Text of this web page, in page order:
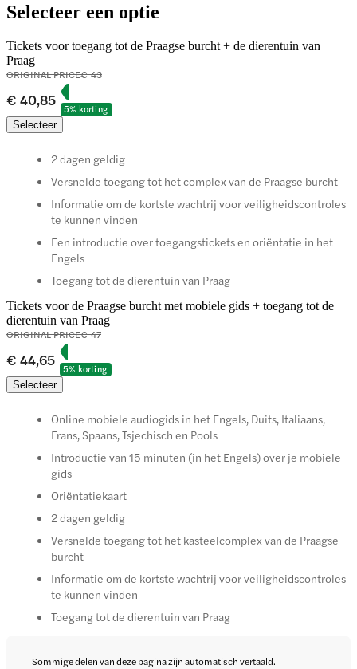
Selecteer een optie
Tickets voor toegang tot de Praagse burcht + de dierentuin van
Praag
ORIGINAL PRICE€ 43
€ 40,85
5% korting
Selecteer
2 dagen geldig
Versnelde toegang tot het complex van de Praagse burcht
Informatie om de kortste wachtrij voor veiligheidscontroles
te kunnen vinden
Een introductie over toegangstickets en oriëntatie in het
Engels
Toegang tot de dierentuin van Praag
Tickets voor de Praagse burcht met mobiele gids + toegang tot de
dierentuin van Praag
ORIGINAL PRICE€ 47
€ 44,65
5% korting
Selecteer
Online mobiele audiogids in het Engels, Duits, Italiaans,
Frans, Spaans, Tsjechisch en Pools
Introductie van 15 minuten (in het Engels) over je mobiele
gids
Oriëntatiekaart
2 dagen geldig
Versnelde toegang tot het kasteelcomplex van de Praagse
burcht
Informatie om de kortste wachtrij voor veiligheidscontroles
te kunnen vinden
Toegang tot de dierentuin van Praag
Sommige delen van deze pagina zijn automatisch vertaald.